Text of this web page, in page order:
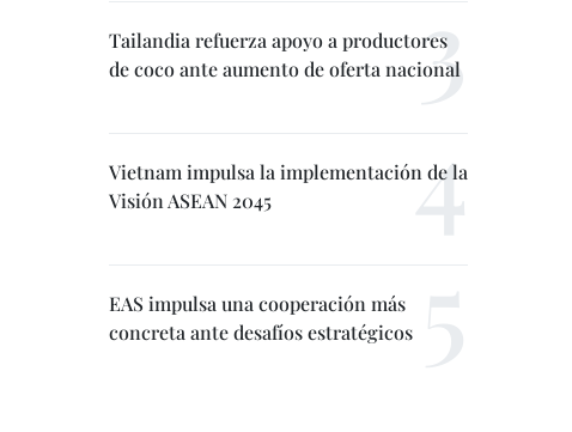
Tailandia refuerza apoyo a productores
de coco ante aumento de oferta nacional
Vietnam impulsa la implementación de la
Visión ASEAN 2045
EAS impulsa una cooperación más
concreta ante desafíos estratégicos